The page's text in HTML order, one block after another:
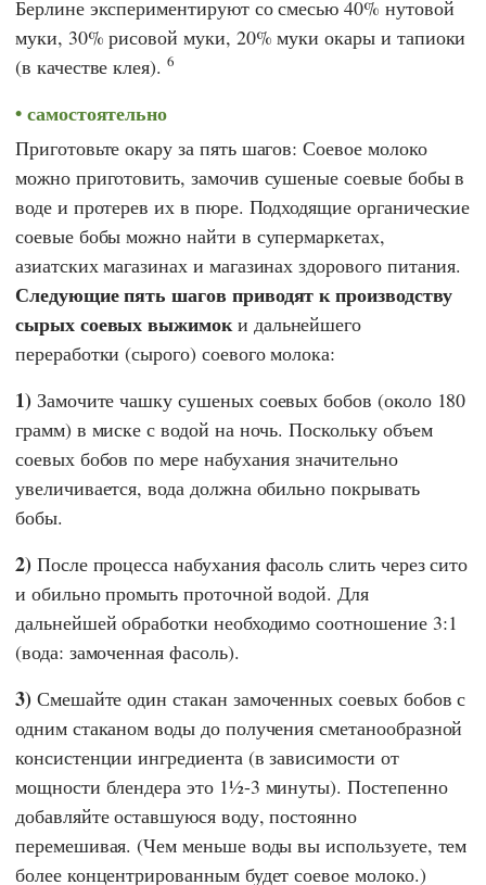
Берлине экспериментируют со смесью 40% нутовой
муки, 30% рисовой муки, 20% муки окары и тапиоки
(в качестве клея). 6
самостоятельно
Приготовьте окару за пять шагов: Соевое молоко
можно приготовить, замочив сушеные соевые бобы в
воде и протерев их в пюре. Подходящие органические
соевые бобы можно найти в супермаркетах,
азиатских магазинах и магазинах здорового питания.
Следующие пять шагов приводят к производству
сырых соевых выжимоки дальнейшего
переработки (сырого) соевого молока:
1) Замочите чашку сушеных соевых бобов (около 180
грамм) в миске с водой на ночь. Поскольку объем
соевых бобов по мере набухания значительно
увеличивается, вода должна обильно покрывать
бобы.
2) После процесса набухания фасоль слить через сито
и обильно промыть проточной водой. Для
дальнейшей обработки необходимо соотношение 3:1
(вода: замоченная фасоль).
3) Смешайте один стакан замоченных соевых бобов с
одним стаканом воды до получения сметанообразной
консистенции ингредиента (в зависимости от
мощности блендера это 1½-3 минуты). Постепенно
добавляйте оставшуюся воду, постоянно
перемешивая. (Чем меньше воды вы используете, тем
более концентрированным будет соевое молоко.)